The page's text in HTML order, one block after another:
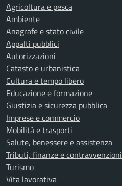
Agricoltura e pesca
Ambiente
Anagrafe e stato civile
Appalti pubblici
Autorizzazioni
Catasto e urbanistica
Cultura e tempo libero
Educazione e formazione
Giustizia e sicurezza pubblica
Imprese e commercio
Mobilità e trasporti
Salute, benessere e assistenza
Tributi, finanze e contravvenzioni
Turismo
Vita lavorativa